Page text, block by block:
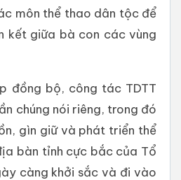
môn thể thao dân tộc để
kết giữa bà con các vùng
đồng bộ, công tác TDTT
chúng nói riêng, trong đó
gìn giữ và phát triển thể
bàn tỉnh cực bắc của Tổ
càng khởi sắc và đi vào